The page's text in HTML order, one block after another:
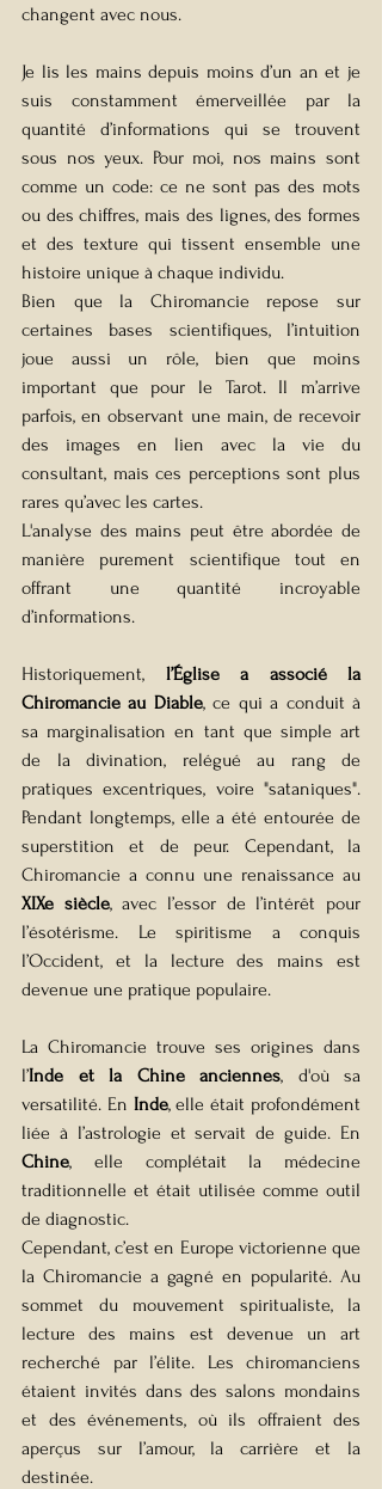
changent avec nous.
Je lis les mains depuis moins d’un an et je
suis constamment émerveillée par la
quantité d’informations qui se trouvent
sous nos yeux. Pour moi, nos mains sont
comme un code: ce ne sont pas des mots
ou des chiffres, mais des lignes, des formes
et des texture qui tissent ensemble une
histoire unique à chaque individu.
Bien que la Chiromancie repose sur
certaines bases scientifiques, l’intuition
joue aussi un rôle, bien que moins
important que pour le Tarot. Il m’arrive
parfois, en observant une main, de recevoir
des images en lien avec la vie du
consultant, mais ces perceptions sont plus
rares qu’avec les cartes.
L'analyse des mains peut être abordée de
manière purement scientifique tout en
offrant une quantité incroyable
d’informations.
Historiquement, l’Église a associé la
Chiromancie au Diable, ce qui a conduit à
sa marginalisation en tant que simple art
de la divination, relégué au rang de
pratiques excentriques, voire "sataniques".
Pendant longtemps, elle a été entourée de
superstition et de peur. Cependant, la
XIXe siècle, avec l’essor de l’intérêt pour
l’ésotérisme. Le spiritisme a conquis
l’Occident, et la lecture des mains est
devenue une pratique populaire.
La Chiromancie trouve ses origines dans
l’Inde et la Chine anciennes, d'où sa
versatilité. En Inde, elle était profondément
Chine, elle complétait la médecine
traditionnelle et était utilisée comme outil
de diagnostic.
Cependant, c’est en Europe victorienne que
la Chiromancie a gagné en popularité. Au
sommet du mouvement spiritualiste, la
lecture des mains est devenue un art
recherché par l’élite. Les chiromanciens
étaient invités dans des salons mondains
et des événements, où ils offraient des
aperçus sur l’amour, la carrière et la
destinée.